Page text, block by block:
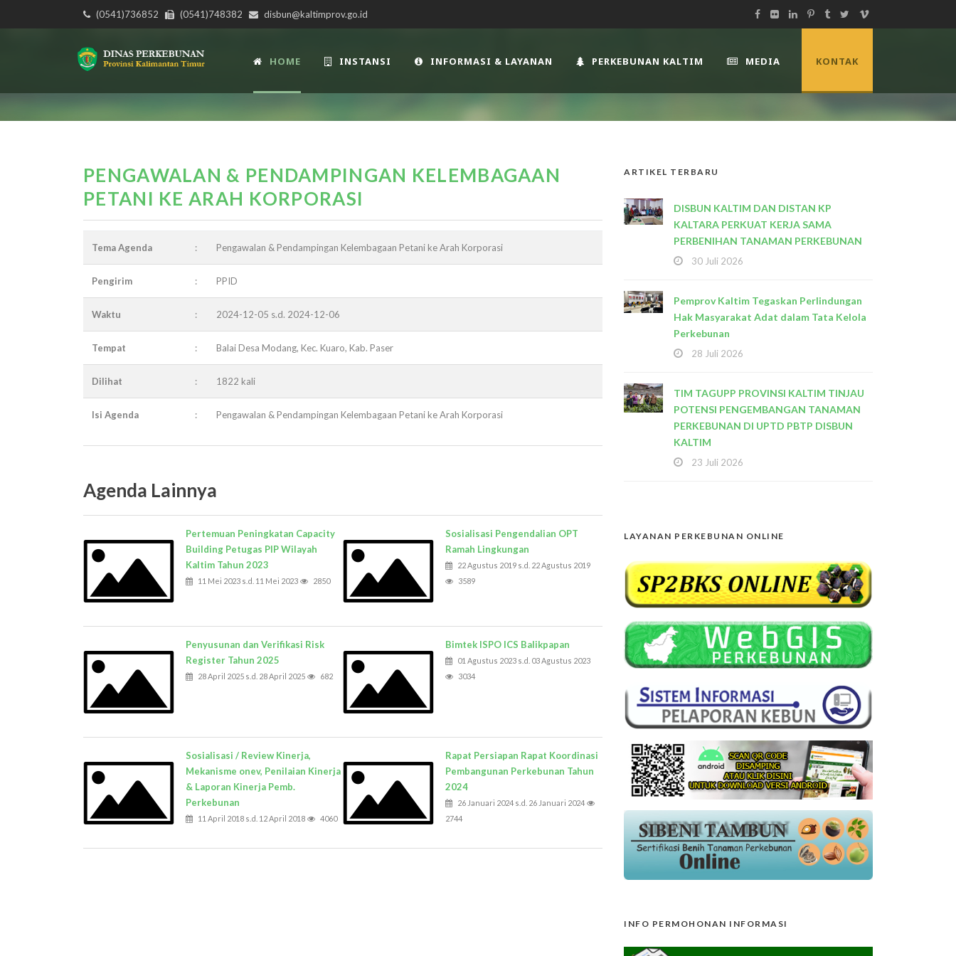
(0541)736852 (0541)748382 disbun@kaltimprov.go.id
HOME INSTANSI INFORMASI & LAYANAN PERKEBUNAN KALTIM MEDIA KONTAK
PENGAWALAN & PENDAMPINGAN KELEMBAGAAN
PETANI KE ARAH KORPORASI
Tema Agenda : Pengawalan & Pendampingan Kelembagaan Petani ke Arah Korporasi
Pengirim : PPID
Waktu : 2024-12-05 s.d. 2024-12-06
Tempat : Balai Desa Modang, Kec. Kuaro, Kab. Paser
Dilihat : 1822 kali
Isi Agenda : Pengawalan & Pendampingan Kelembagaan Petani ke Arah Korporasi
Agenda Lainnya
Pertemuan Peningkatan Capacity
Building Petugas PIP Wilayah
Kaltim Tahun 2023
11 Mei 2023 s.d. 11 Mei 2023 2850
Penyusunan dan Verifikasi Risk
Register Tahun 2025
28 April 2025 s.d. 28 April 2025 682
Sosialisasi / Review Kinerja,
Mekanisme onev, Penilaian Kinerja
& Laporan Kinerja Pemb.
Perkebunan
11 April 2018 s.d. 12 April 2018 4060
Sosialisasi Pengendalian OPT
Ramah Lingkungan
22 Agustus 2019 s.d. 22 Agustus 2019
3589
Bimtek ISPO ICS Balikpapan
01 Agustus 2023 s.d. 03 Agustus 2023
3034
Rapat Persiapan Rapat Koordinasi
Pembangunan Perkebunan Tahun
2024
26 Januari 2024 s.d. 26 Januari 2024
2744
ARTIKEL TERBARU
DISBUN KALTIM DAN DISTAN KP
KALTARA PERKUAT KERJA SAMA
PERBENIHAN TANAMAN PERKEBUNAN
30 Juli 2026
Pemprov Kaltim Tegaskan Perlindungan
Hak Masyarakat Adat dalam Tata Kelola
Perkebunan
28 Juli 2026
TIM TAGUPP PROVINSI KALTIM TINJAU
POTENSI PENGEMBANGAN TANAMAN
PERKEBUNAN DI UPTD PBTP DISBUN
KALTIM
23 Juli 2026
LAYANAN PERKEBUNAN ONLINE
INFO PERMOHONAN INFORMASI